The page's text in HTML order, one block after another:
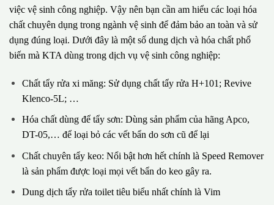
việc vệ sinh công nghiệp. Vậy nên bạn cần am hiểu các loại hóa
chất chuyên dụng trong ngành vệ sinh để đảm bảo an toàn và sử
dụng đúng loại. Dưới đây là một số dung dịch và hóa chất phổ
biến mà KTA dùng trong dịch vụ vệ sinh công nghiệp:
Chất tẩy rửa xi măng: Sử dụng chất tẩy rửa H+101; Revive
Klenco-5L; …
Hóa chất dùng để tẩy sơn: Dùng sản phẩm của hãng Apco,
DT-05,… để loại bỏ các vết bẩn do sơn cũ để lại
Chất chuyên tẩy keo: Nổi bật hơn hết chính là Speed Remover
là sản phẩm được loại mọi vết bẩn do keo gây ra.
Dung dịch tẩy rửa toilet tiêu biểu nhất chính là Vim